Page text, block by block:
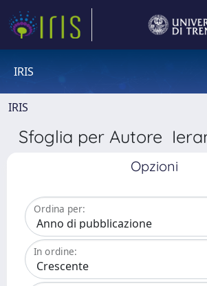
IRIS
IRIS
Sfoglia per Autore
Opzioni
Ordina per:
In ordine: